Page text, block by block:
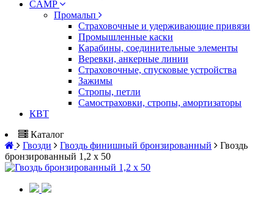
CAMP
Промальп
Страховочные и удерживающие привязи
Промышленные каски
Карабины, соединительные элементы
Веревки, анкерные линии
Страховочные, спусковые устройства
Зажимы
Стропы, петли
Самостраховки, стропы, амортизаторы
КВТ
Каталог
Гвозди
Гвоздь финишный бронзированный
Гвоздь
бронзированный 1,2 х 50